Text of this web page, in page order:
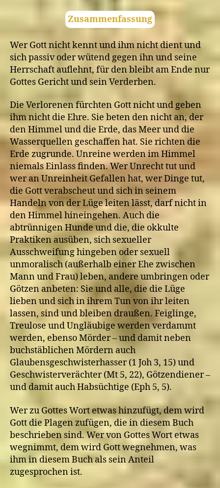
Zusammenfassung
Wer Gott nicht kennt und ihm nicht dient und
sich passiv oder wütend gegen ihn und seine
Herrschaft auflehnt, für den bleibt am Ende nur
Gottes Gericht und sein Verderben.
Die Verlorenen fürchten Gott nicht und geben
ihm nicht die Ehre. Sie beten den nicht an, der
den Himmel und die Erde, das Meer und die
Wasserquellen geschaffen hat. Sie richten die
Erde zugrunde. Unreine werden im Himmel
niemals Einlass finden. Wer Unrecht tut und
wer an Unreinheit Gefallen hat, wer Dinge tut,
die Gott verabscheut und sich in seinem
Handeln von der Lüge leiten lässt, darf nicht in
den Himmel hineingehen. Auch die
abtrünnigen Hunde und die, die okkulte
Praktiken ausüben, sich sexueller
Ausschweifung hingeben oder sexuell
unmoralisch (außerhalb einer Ehe zwischen
Mann und Frau) leben, andere umbringen oder
Götzen anbeten: Sie und alle, die die Lüge
lieben und sich in ihrem Tun von ihr leiten
lassen, sind und bleiben draußen. Feiglinge,
Treulose und Ungläubige werden verdammt
werden, ebenso Mörder – und damit neben
buchstäblichen Mördern auch
Glaubensgeschwisterhasser (1 Joh 3, 15) und
Geschwisterverächter (Mt 5, 22), Götzendiener –
und damit auch Habsüchtige (Eph 5, 5).
Wer zu Gottes Wort etwas hinzufügt, dem wird
Gott die Plagen zufügen, die in diesem Buch
beschrieben sind. Wer von Gottes Wort etwas
wegnimmt, dem wird Gott wegnehmen, was
ihm in diesem Buch als sein Anteil
zugesprochen ist.